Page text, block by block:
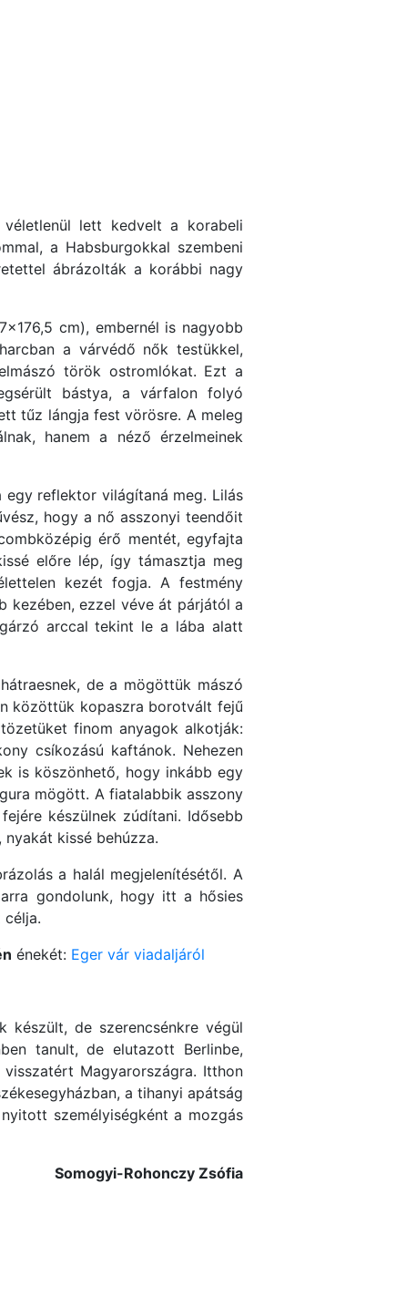
lett kedvelt a korabeli
a Habsburgokkal szembeni
ábrázolták a korábbi nagy
cm), embernél is nagyobb
a várvédő nők testükkel,
török ostromlókat. Ezt a
bástya, a várfalon folyó
tűz lángja fest vörösre. A meleg
hanem a néző érzelmeinek
reflektor világítaná meg. Lilás
hogy a nő asszonyi teendőit
érő mentét, egyfajta
előre lép, így támasztja meg
kezét fogja. A festmény
kezében, ezzel véve át párjától a
arccal tekint le a lába alatt
de a mögöttük mászó
közöttük kopaszra borotvált fejű
finom anyagok alkotják:
csíkozású kaftánok. Nehezen
is köszönhető, hogy inkább egy
mögött. A fiatalabbik asszony
készülnek zúdítani. Idősebb
kissé behúzza.
a halál megjelenítésétől. A
gondolunk, hogy itt a hősies
célja.
énekét: Eger vár viadaljáról
készült, de szerencsénkre végül
tanult, de elutazott Berlinbe,
Magyarországra. Itthon
a tihanyi apátság
személyiségként a mozgás
Somogyi-Rohonczy Zsófia